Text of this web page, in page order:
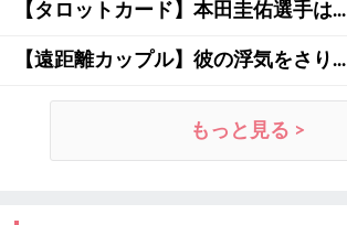
【タロットカード】本田圭佑選手は...
【遠距離カップル】彼の浮気をさり...
もっと見る >